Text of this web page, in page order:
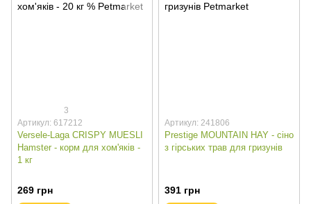
3
Артикул: 617212
Versele-Laga CRISPY MUESLI
Hamster - корм для хом'яків -
1 кг
269 грн
Артикул: 241806
Prestige MOUNTAIN HAY - сіно
з гірських трав для гризунів
391 грн